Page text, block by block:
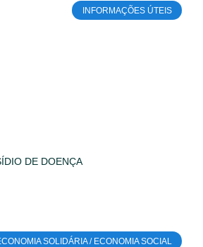
INFORMAÇÕES ÚTEIS
DE DOENÇA
SOLIDÁRIA / ECONOMIA SOCIAL